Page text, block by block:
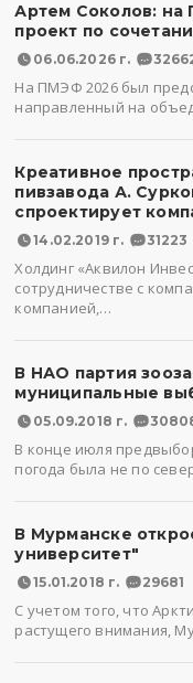
Артем Соколов:
проект по
06.06.2026 г.
На ПМЭФ 2026 был
направленный на
Креативное
пивзавода А.
спроектирует
14.02.2019 г. 31223
Холдинг «Аквилон
сотрудничестве с
компанией,…
В НАО партия
муниципальные
05.09.2018 г.
В конце июля
погода была не по
В Мурманске
университет"
15.01.2018 г. 29681
С учетом того, что
растущего внимания,